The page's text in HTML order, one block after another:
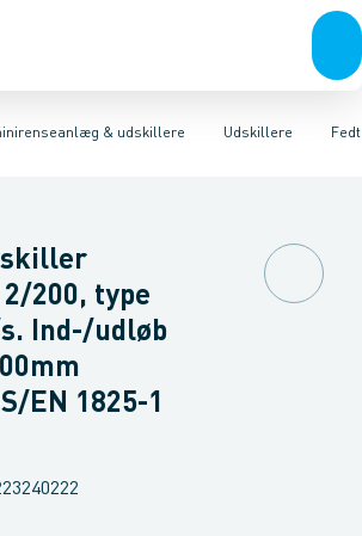
& udskillere
BrøndgodsLinjeafvandingTanke,
Udskillere
til tankeMini renseanlæg
Tilbehør til udskillereSandfang
200, type
Ind-/udløb
EN 1825-1